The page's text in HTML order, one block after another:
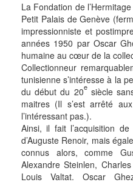
La Fondation de
Petit Palais de Genève
impressionniste et
années 1950 par Oscar
humaine au cœur de la
Collectionneur
tunisienne s’intéresse à la
du début du 20esiècle
maitres (Il s’est arrêté
l’intéressant pas.).
Ainsi, il fait l’acquisition
d’Auguste Renoir, mais
connus alors, comme
Alexandre Steinlen,
Louis Valtat. Oscar